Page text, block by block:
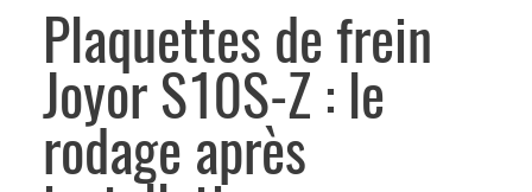
d
P
Plaquettes de frein
Joyor S10S-Z : le
rodage après